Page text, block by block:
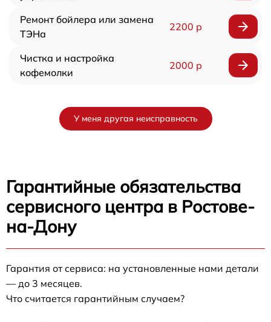
Ремонт бойлера или замена
ТЭНа
2200 р
Чистка и настройка
кофемолки
2000 р
У меня другая неисправность
Гарантийные обязательства
сервисного центра в Ростове-
на-Дону
Гарантия от сервиса: на установленные нами детали
— до 3 месяцев.
Что считается гарантийным случаем?